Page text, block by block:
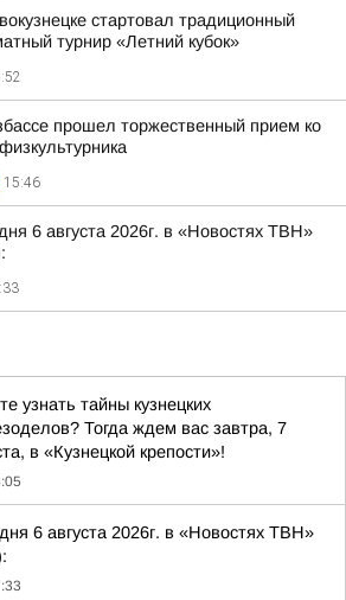
стартовал традиционный
турнир «Летний кубок»
прошел торжественный прием ко
15:46
6 августа 2026г. в «Новостях ТВН»
узнать тайны кузнецких
Тогда ждем вас завтра, 7
в «Кузнецкой крепости»!
6 августа 2026г. в «Новостях ТВН»